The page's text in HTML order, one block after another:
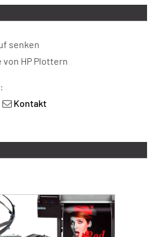
senken
von HP Plottern
Kontakt